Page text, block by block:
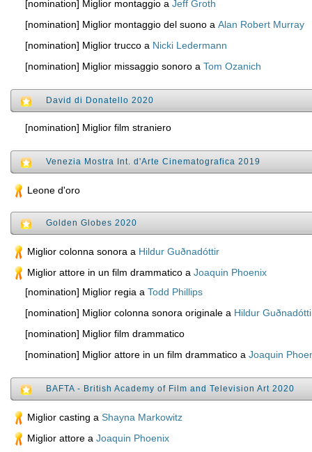
[nomination] Miglior montaggio a Jeff Groth
[nomination] Miglior montaggio del suono a Alan Robert Murray
[nomination] Miglior trucco a Nicki Ledermann
[nomination] Miglior missaggio sonoro a Tom Ozanich
David di Donatello 2020
[nomination] Miglior film straniero
Venezia Mostra Int. d'Arte Cinematografica 2019
Leone d'oro
Golden Globes 2020
Miglior colonna sonora a Hildur Guðnadóttir
Miglior attore in un film drammatico a Joaquin Phoenix
[nomination] Miglior regia a Todd Phillips
[nomination] Miglior colonna sonora originale a Hildur
[nomination] Miglior film drammatico
[nomination] Miglior attore in un film drammatico a Joaquin
BAFTA - British Academy of Film and Television Art 2020
Miglior casting a Shayna Markowitz
Miglior attore a Joaquin Phoenix